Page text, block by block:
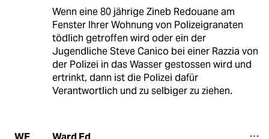
Wenn eine 80 jährige Zineb Redouane am
Fenster Ihrer Wohnung von Polizeigranaten
tödlich getroffen wird oder ein der
Jugendliche Steve Canico bei einer Razzia von
der Polizei in das Wasser gestossen wird und
ertrinkt, dann ist die Polizei dafür
Verantwortlich und zu selbiger zu ziehen.